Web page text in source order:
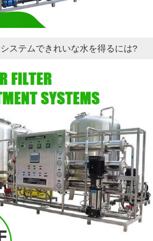
ステムできれいな水を得るには?